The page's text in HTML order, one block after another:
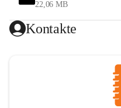
22,06 MB
Kontakte